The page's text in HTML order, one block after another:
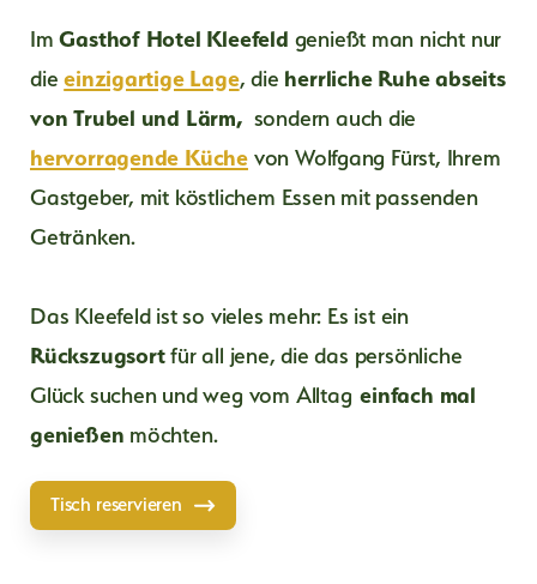
Online buchen
Wolfgangsee
Advent
AUSFLUGSGÄSTE
FAMILIEN & KINDER
BUSREISEN
URLAUBER
ImGasthof Hotel Kleefeld genießt man nicht nur
dieeinzigartige Lage, die herrliche Ruhe abseits
von Trubel und Lärm,sondern auch die
hervorragende Küche von Wolfgang Fürst, Ihrem
Gastgeber, mit köstlichem Essen mit passenden
Getränken.
Das Kleefeld ist so vieles mehr: Es ist ein
Rückszugsortfür all jene, die das persönliche
Glück suchen und weg vom Alltag einfach mal
genießen möchten.
Tisch reservieren